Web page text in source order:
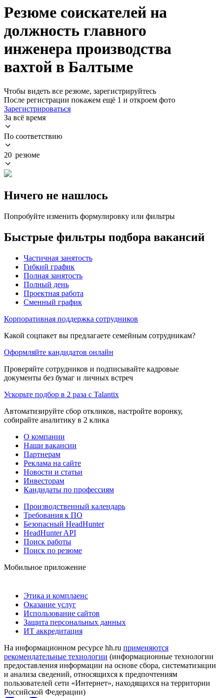
Резюме соискателей на
должность главного
инженера производства
вахтой в Балтыме
Чтобы видеть все резюме, зарегистрируйтесь
После регистрации покажем ещё 1 и откроем фото
Зарегистрироваться
За всё время
По соответствию
20 резюме
Ничего не нашлось
Попробуйте изменить формулировку или фильтры
Быстрые фильтры подбора вакансий
Частичная занятость
Гибкий график
Полная занятость
Полный день
Проектная работа
Сменный график
Корпоративная поддержка сотрудников
Какой соцпакет вы предлагаете семейным сотрудникам?
Оформляйте кандидатов онлайн
Проверяйте сотрудников и подписывайте кадровые
документы без бумаг и личных встреч
Ускорьте подбор в 2 раза с Talantix
Автоматизируйте сбор откликов, настройте воронку,
собирайте аналитику в 2 клика
О компании
Наши вакансии
Партнерам
Реклама на сайте
Новости и статьи
Инвесторам
Кандидаты по профессиям
Производственный календарь
Требования к ПО
Безопасный HeadHunter
HeadHunter API
Поиск работы
Поиск по резюме
Мобильное приложение
Этика и комплаенс
Оказание услуг
Использование сайтов
Защита персональных данных
ИТ аккредитация
На информационном ресурсе hh.ru применяются
рекомендательные технологии (информационные технологии
предоставления информации на основе сбора, систематизации
и анализа сведений, относящихся к предпочтениям
пользователей сети «Интернет», находящихся на территории
Российской Федерации)